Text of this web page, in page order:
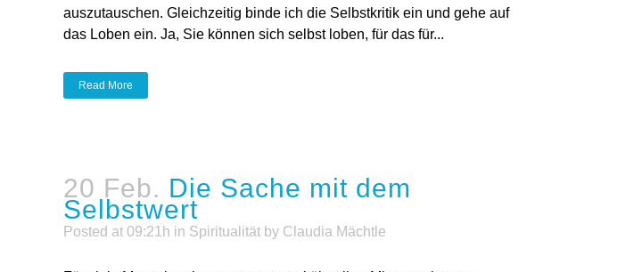
auszutauschen. Gleichzeitig binde ich die Selbstkritik ein und gehe auf
das Loben ein. Ja, Sie können sich selbst loben, für das für...
Read More